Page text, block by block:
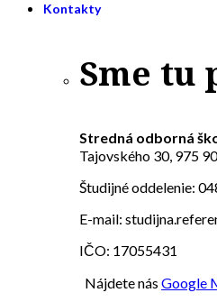
Kontakty
Sme tu
Stredná odborná
Tajovského 30, 975
Študijné oddelenie:
E-mail:
IČO: 17055431
Nájdete nás Google